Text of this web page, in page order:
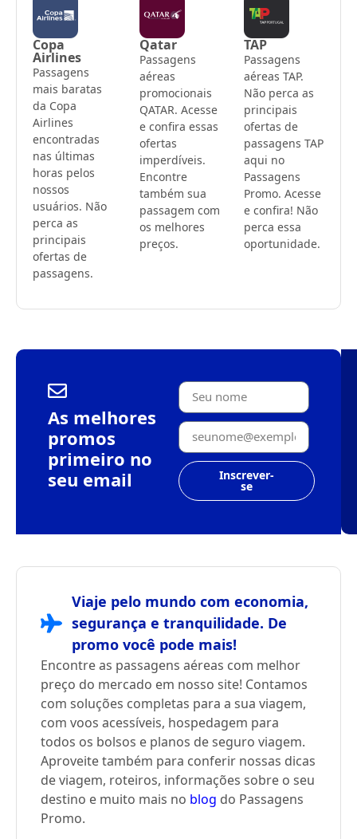
Copa
Airlines
Passagens
mais baratas
da Copa
Airlines
encontradas
nas últimas
horas pelos
nossos
usuários. Não
perca as
principais
ofertas de
passagens.
Qatar
Passagens
aéreas
promocionais
QATAR. Acesse
e confira essas
ofertas
imperdíveis.
Encontre
também sua
passagem com
os melhores
preços.
TAP
Passagens
aéreas TAP.
Não perca as
principais
ofertas de
passagens TAP
aqui no
Passagens
Promo. Acesse
e confira! Não
perca essa
oportunidade.
As melhores
promos
primeiro no
seu email
Inscrever-
se
Viaje pelo mundo com economia,
segurança e tranquilidade. De
promo você pode mais!
Encontre as passagens aéreas com melhor
preço do mercado em nosso site! Contamos
com soluções completas para a sua viagem,
com voos acessíveis, hospedagem para
todos os bolsos e planos de seguro viagem.
Aproveite também para conferir nossas dicas
de viagem, roteiros, informações sobre o seu
destino e muito mais no blog do Passagens
Promo.